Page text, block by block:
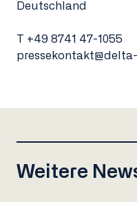
Deutschland
T +49 8741 47-1055
Weitere